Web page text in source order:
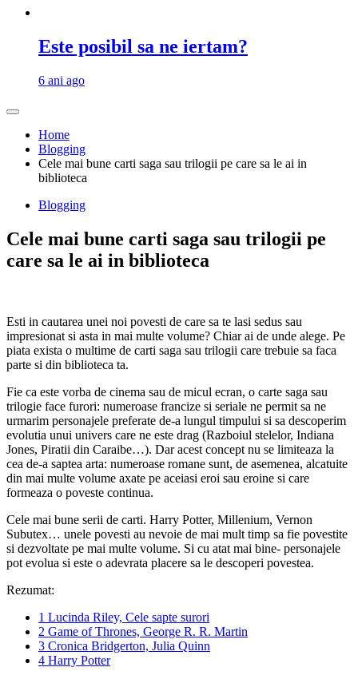
Este posibil sa ne iertam?
6 ani ago
Home
Blogging
Cele mai bune carti saga sau trilogii pe care sa le ai in
biblioteca
Blogging
Cele mai bune carti saga sau trilogii pe
care sa le ai in biblioteca
Esti in cautarea unei noi povesti de care sa te lasi sedus sau
impresionat si asta in mai multe volume? Chiar ai de unde alege. Pe
piata exista o multime de carti saga sau trilogii care trebuie sa faca
parte si din biblioteca ta.
Fie ca este vorba de cinema sau de micul ecran, o carte saga sau
trilogie face furori: numeroase francize si seriale ne permit sa ne
urmarim personajele preferate de-a lungul timpului si sa descoperim
evolutia unui univers care ne este drag (Razboiul stelelor, Indiana
Jones, Piratii din Caraibe…). Dar acest concept nu se limiteaza la
cea de-a saptea arta: numeroase romane sunt, de asemenea, alcatuite
din mai multe volume axate pe aceiasi eroi sau eroine si care
formeaza o poveste continua.
Cele mai bune serii de carti. Harry Potter, Millenium, Vernon
Subutex… unele povesti au nevoie de mai mult timp sa fie povestite
si dezvoltate pe mai multe volume. Si cu atat mai bine- personajele
pot evolua si este o adevrata placere sa le descoperi povestea.
Rezumat:
1 Lucinda Riley, Cele sapte surori
2 Game of Thrones, George R. R. Martin
3 Cronica Bridgerton, Julia Quinn
4 Harry Potter